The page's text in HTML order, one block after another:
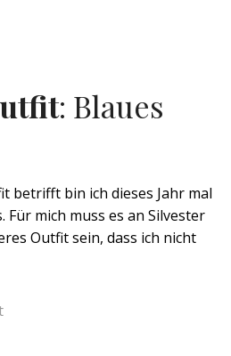
: Blaues
betrifft bin ich dieses Jahr mal
Für mich muss es an Silvester
Outfit sein, dass ich nicht